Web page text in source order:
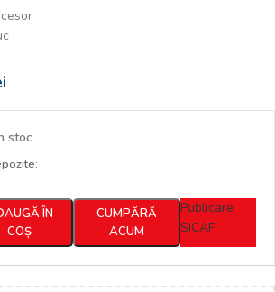
stoc
ÎN
COȘ
CUMPĂRĂ
ACUM
Publicare
SICAP